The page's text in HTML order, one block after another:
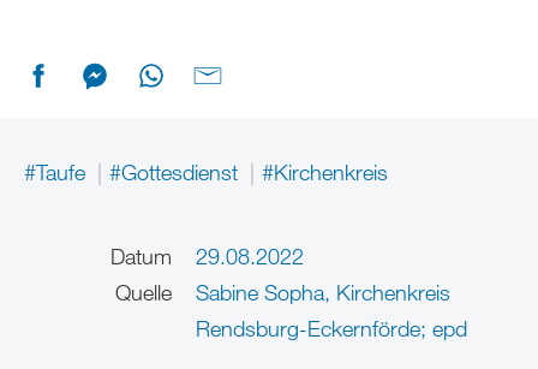
#Taufe #Gottesdienst #Kirchenkreis
Datum
29.08.2022
Quelle
Sabine Sopha, Kirchenkreis
Rendsburg-Eckernförde; epd